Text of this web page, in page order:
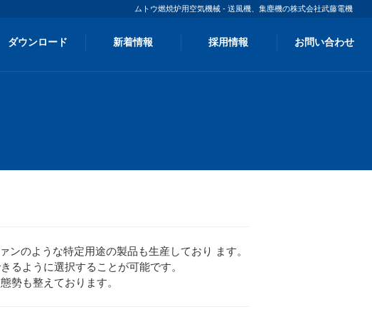
ムトウ燃焼炉用空気機械 - 送風機、集塵機の株式会社武藤電機
ダウンロード 新着情報 採用情報 お問い合わせ
のような特定用途の製品も生産しており ます。
るように選択することが可能です。
勢も整えております。